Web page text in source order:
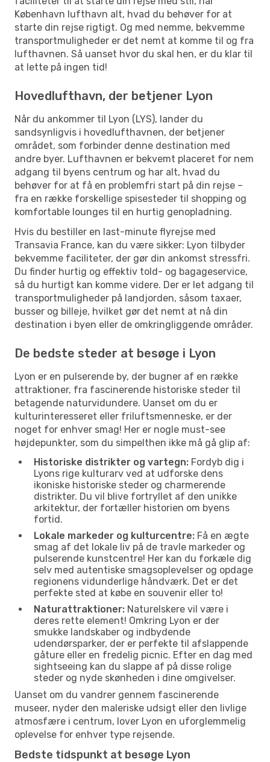
København lufthavn alt, hvad du behøver for at
starte din rejse rigtigt. Og med nemme, bekvemme
transportmuligheder er det nemt at komme til og fra
lufthavnen. Så uanset hvor du skal hen, er du klar til
at lette på ingen tid!
Hovedlufthavn, der betjener Lyon
Når du ankommer til Lyon (LYS), lander du
sandsynligvis i hovedlufthavnen, der betjener
området, som forbinder denne destination med
andre byer. Lufthavnen er bekvemt placeret for nem
adgang til byens centrum og har alt, hvad du
behøver for at få en problemfri start på din rejse –
fra en række forskellige spisesteder til shopping og
komfortable lounges til en hurtig genopladning.
Hvis du bestiller en last-minute flyrejse med
Transavia France, kan du være sikker: Lyon tilbyder
bekvemme faciliteter, der gør din ankomst stressfri.
Du finder hurtig og effektiv told- og bagageservice,
så du hurtigt kan komme videre. Der er let adgang til
transportmuligheder på landjorden, såsom taxaer,
busser og billeje, hvilket gør det nemt at nå din
destination i byen eller de omkringliggende områder.
De bedste steder at besøge i Lyon
Lyon er en pulserende by, der bugner af en række
attraktioner, fra fascinerende historiske steder til
betagende naturvidundere. Uanset om du er
kulturinteresseret eller friluftsmenneske, er der
noget for enhver smag! Her er nogle must-see
højdepunkter, som du simpelthen ikke må gå glip af:
Historiske distrikter og vartegn: Fordyb dig i
Lyons rige kulturarv ved at udforske dens
ikoniske historiske steder og charmerende
distrikter. Du vil blive fortryllet af den unikke
arkitektur, der fortæller historien om byens
fortid.
Lokale markeder og kulturcentre: Få en ægte
smag af det lokale liv på de travle markeder og
pulserende kunstcentre! Her kan du forkæle dig
selv med autentiske smagsoplevelser og opdage
regionens vidunderlige håndværk. Det er det
perfekte sted at købe en souvenir eller to!
Naturattraktioner: Naturelskere vil være i
deres rette element! Omkring Lyon er der
smukke landskaber og indbydende
udendørsparker, der er perfekte til afslappende
gåture eller en fredelig picnic. Efter en dag med
sightseeing kan du slappe af på disse rolige
steder og nyde skønheden i dine omgivelser.
Uanset om du vandrer gennem fascinerende
museer, nyder den maleriske udsigt eller den livlige
atmosfære i centrum, lover Lyon en uforglemmelig
oplevelse for enhver type rejsende.
Bedste tidspunkt at besøge Lyon